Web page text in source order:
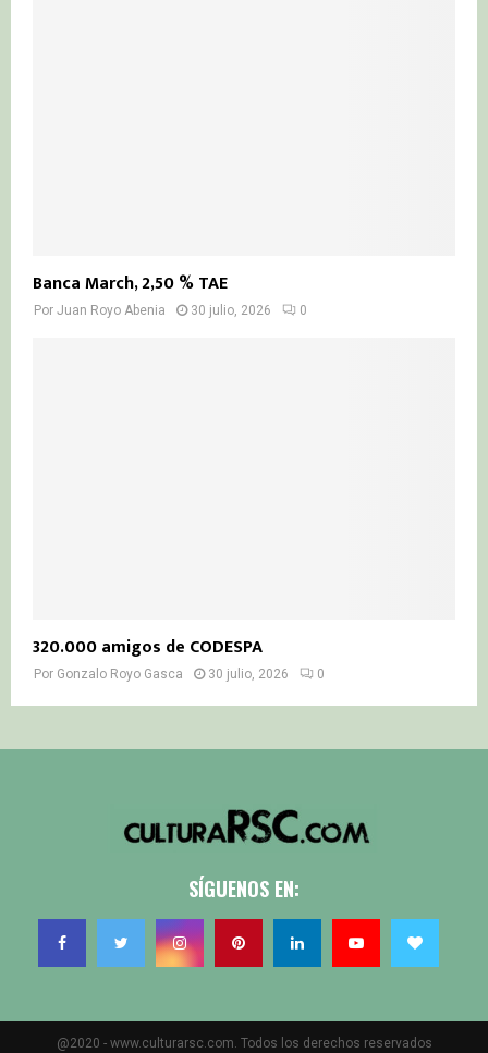
Banca March, 2,50 % TAE
Por Juan Royo Abenia 30 julio, 2026 0
320.000 amigos de CODESPA
Por Gonzalo Royo Gasca 30 julio, 2026 0
SÍGUENOS EN:
@2020 - www.culturarsc.com. Todos los derechos reservados